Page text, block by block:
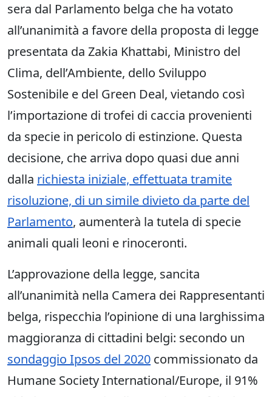
sera dal Parlamento belga che ha votato
all’unanimità a favore della proposta di legge
presentata da Zakia Khattabi, Ministro del
Clima, dell’Ambiente, dello Sviluppo
Sostenibile e del Green Deal, vietando così
l’importazione di trofei di caccia provenienti
da specie in pericolo di estinzione. Questa
decisione, che arriva dopo quasi due anni
dalla richiesta iniziale, effettuata tramite
risoluzione, di un simile divieto da parte del
Parlamento, aumenterà la tutela di specie
animali quali leoni e rinoceronti.
L’approvazione della legge, sancita
all’unanimità nella Camera dei Rappresentanti
belga, rispecchia l’opinione di una larghissima
maggioranza di cittadini belgi: secondo un
sondaggio Ipsos del 2020 commissionato da
Humane Society International/Europe, il 91%